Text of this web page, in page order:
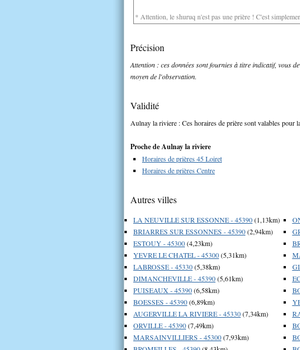
* Attention, le shuruq n'est pas une prière ! C'est
Précision
Attention : ces données sont fournies à titre indicatif, vous
moyen de l'observation.
Validité
Aulnay la riviere : Ces horaires de prière sont valables pour
Proche de Aulnay la riviere
Horaires de prières 45 Loiret
Horaires de prières Centre
Autres villes
LA NEUVILLE SUR ESSONNE - 45390(1,13km)
BRIARRES SUR ESSONNES - 45390(2,94km)
ESTOUY - 45300(4,23km)
YEVRE LE CHATEL - 45300(5,31km)
LABROSSE - 45330(5,38km)
DIMANCHEVILLE - 45390(5,61km)
PUISEAUX - 45390(6,58km)
BOESSES - 45390(6,89km)
AUGERVILLE LA RIVIERE - 45330(7,34km)
ORVILLE - 45390(7,49km)
MARSAINVILLIERS - 45300(7,93km)